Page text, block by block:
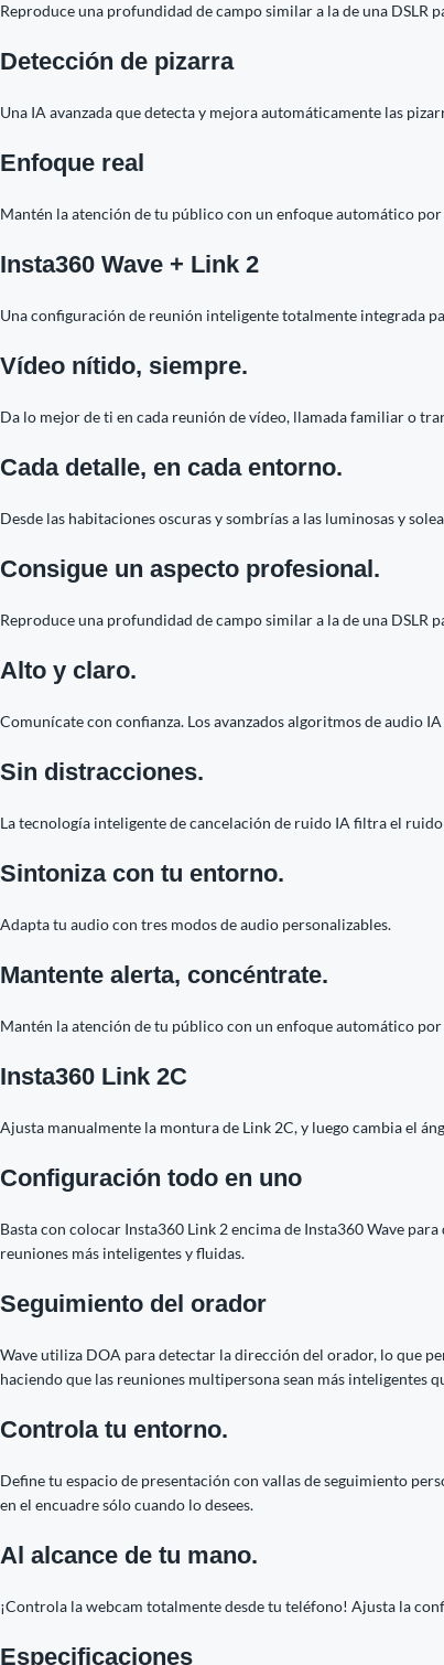
Reproduce una profundidad de campo similar a la de una
Detección de pizarra
Una IA avanzada que detecta y mejora automáticamente las
Enfoque real
Mantén la atención de tu público con un enfoque automático
Insta360 Wave + Link 2
Una configuración de reunión inteligente totalmente integrada
Vídeo nítido, siempre.
Da lo mejor de ti en cada reunión de vídeo, llamada familiar o
Cada detalle, en cada entorno.
Desde las habitaciones oscuras y sombrías a las luminosas y
Consigue un aspecto profesional.
Reproduce una profundidad de campo similar a la de una
Alto y claro.
Comunícate con confianza. Los avanzados algoritmos de audio
Sin distracciones.
La tecnología inteligente de cancelación de ruido IA filtra el
Sintoniza con tu entorno.
Adapta tu audio con tres modos de audio personalizables.
Mantente alerta, concéntrate.
Mantén la atención de tu público con un enfoque automático
Insta360 Link 2C
Ajusta manualmente la montura de Link 2C, y luego cambia el
Configuración todo en uno
Basta con colocar Insta360 Link 2 encima de Insta360 Wave
reuniones más inteligentes y fluidas.
Seguimiento del orador
Wave utiliza DOA para detectar la dirección del orador, lo que
haciendo que las reuniones multipersona sean más inteligentes
Controla tu entorno.
Define tu espacio de presentación con vallas de seguimiento
en el encuadre sólo cuando lo desees.
Al alcance de tu mano.
¡Controla la webcam totalmente desde tu teléfono! Ajusta la
Especificaciones